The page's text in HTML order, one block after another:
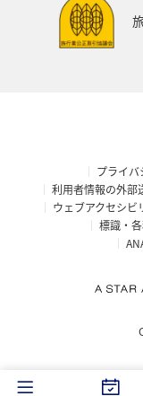
プライバ
利用者情報の外部
ウェブアクセシビ
標識・